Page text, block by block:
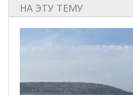
НА ЭТУ ТЕМУ